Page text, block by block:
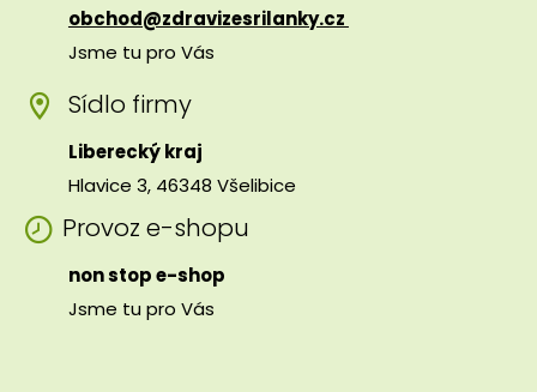
obchod@zdravizesrilanky.cz
Jsme tu pro Vás
Sídlo firmy
Liberecký kraj
Hlavice 3, 46348 Všelibice
Provoz e-shopu
non stop e-shop
Jsme tu pro Vás